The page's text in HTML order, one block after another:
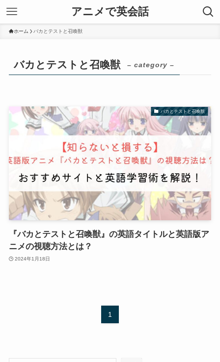
アニメで英会話
ホーム バカとテストと召喚獣
バカとテストと召喚獣 – category –
バカとテストと召喚獣
『バカとテストと召喚獣』の英語タイトルと英語版ア
ニメの視聴方法とは？
2024年1月18日
1